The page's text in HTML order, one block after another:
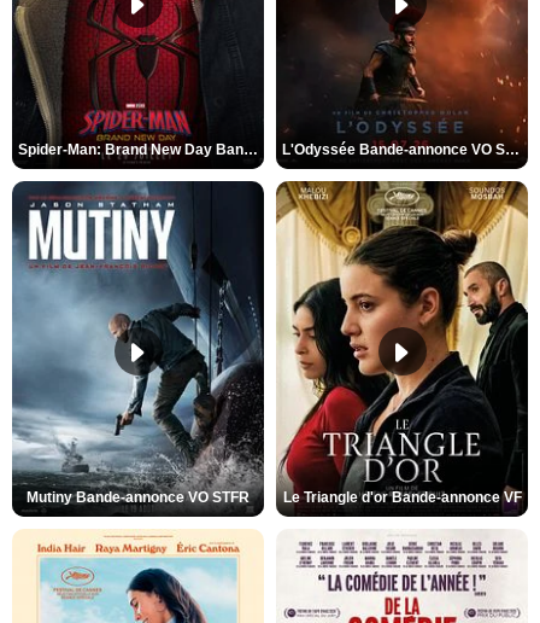
Spider-Man: Brand New Day Bande-annonce VO STFR L'Odyssée Bande-annonce VO STFR
Mutiny Bande-annonce VO STFR Le Triangle d'or Bande-annonce VF